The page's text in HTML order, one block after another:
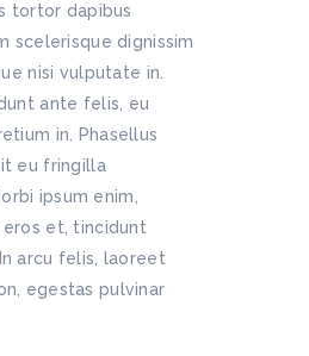
tortor dapibus
scelerisque dignissim
nisi vulputate in.
ante felis, eu
in. Phasellus
eu fringilla
ipsum enim,
et, tincidunt
arcu felis, laoreet
egestas pulvinar